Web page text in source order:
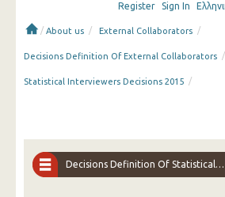
Register Sign In
/ About us / External Collaborators /
Decisions Definition Of External Collaborators /
Statistical Interviewers Decisions 2015 /
Decisions Definition Of Statistical Interviewers